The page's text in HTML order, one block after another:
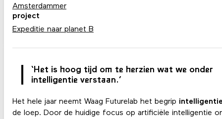
‘Het is hoog tijd om te herzien wat we onder
intelligentie verstaan.’
Het hele jaar neemt Waag Futurelab het begrip
de loep. Door de huidige focus op artificiële intelligentie
Amsterdammer
project
Expeditie naar planet B